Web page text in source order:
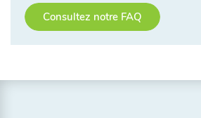
Consultez notre FAQ